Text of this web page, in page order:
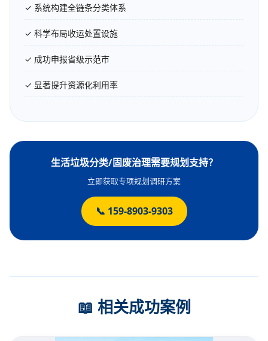
✓ 系统构建全链条分类体系
✓ 科学布局收运处置设施
✓ 成功申报省级示范市
✓ 显著提升资源化利用率
生活垃圾分类/固废治理需要规划支持？
立即获取专项规划调研方案
📞 159-8903-9303
📖 相关成功案例